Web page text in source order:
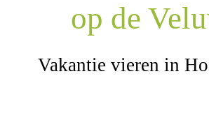
op de
Vakantie vieren in